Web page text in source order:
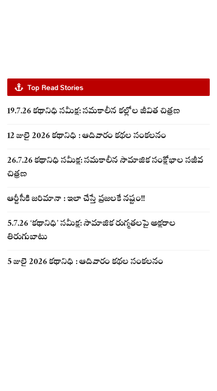
Top Read Stories
19.7.26 కథానిధి సమీక్ష: సమకాలీన కల్లోల జీవిత చిత్రణ
12 జులై 2026 కథానిధి : ఆదివారం కథల సంకలనం
26.7.26 కథానిధి సమీక్ష: సమకాలీన సామాజిక సంక్షోభాల సజీవ
చిత్రణ
ఆర్టీసీకి జరిమానా : ఇలా చేస్తే ప్రజలకే నష్టం!!
5.7.26 ‘కథానిధి’ సమీక్ష: సామాజిక రుగ్మతలపై అక్షరాల
తిరుగుబాటు
5 జులై 2026 కథానిధి : ఆదివారం కథల సంకలనం